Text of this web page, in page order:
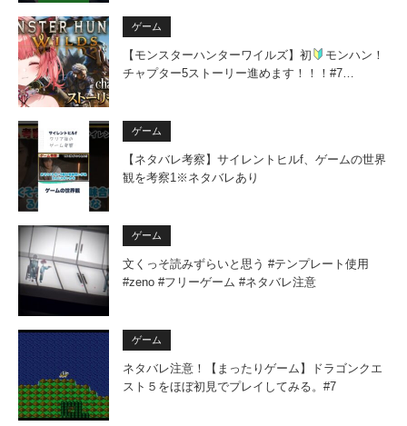
ゲーム
【モンスターハンターワイルズ】初
モンハン！
チャプター5ストーリー進めます！！！#7…
ゲーム
【ネタバレ考察】サイレントヒルf、ゲームの世界
観を考察1※ネタバレあり
ゲーム
文くっそ読みずらいと思う #テンプレート使用
#zeno #フリーゲーム #ネタバレ注意
ゲーム
ネタバレ注意！【まったりゲーム】ドラゴンクエ
スト５をほぼ初見でプレイしてみる。#7